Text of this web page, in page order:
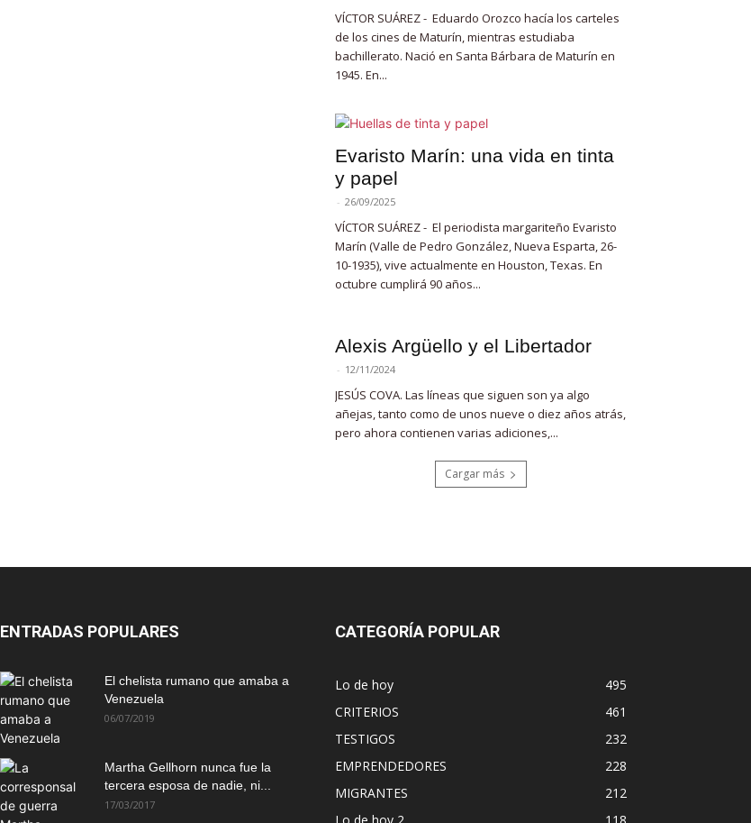
VÍCTOR SUÁREZ - Eduardo Orozco hacía los carteles
de los cines de Maturín, mientras estudiaba
bachillerato. Nació en Santa Bárbara de Maturín en
1945. En...
Evaristo Marín: una vida en tinta
y papel
- 26/09/2025
VÍCTOR SUÁREZ - El periodista margariteño Evaristo
Marín (Valle de Pedro González, Nueva Esparta, 26-
10-1935), vive actualmente en Houston, Texas. En
octubre cumplirá 90 años...
Alexis Argüello y el Libertador
- 12/11/2024
JESÚS COVA. Las líneas que siguen son ya algo
añejas, tanto como de unos nueve o diez años atrás,
pero ahora contienen varias adiciones,...
Cargar más
ENTRADAS POPULARES
El chelista rumano que amaba a
Venezuela
06/07/2019
Martha Gellhorn nunca fue la
tercera esposa de nadie, ni...
17/03/2017
CATEGORÍA POPULAR
Lo de hoy
495
CRITERIOS
461
TESTIGOS
232
EMPRENDEDORES
228
MIGRANTES
212